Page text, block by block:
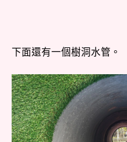
下面還有一個樹洞水管。